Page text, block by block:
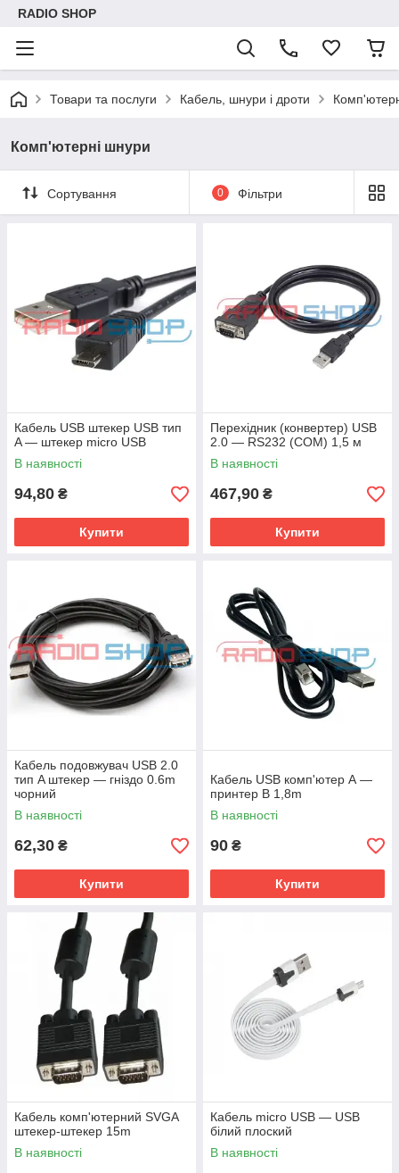
RADIO SHOP
Товари та послуги Кабель, шнури і дроти
Комп'ютерні шнури
Сортування 0 Фільтри
Кабель USB штекер USB тип
A — штекер micro USB
В наявності
94,80 ₴
Купити
Перехідник (конвертер) USB
2.0 — RS232 (COM) 1,5 м
В наявності
467,90 ₴
Купити
Кабель подовжувач USB 2.0
тип A штекер — гніздо 0.6m
чорний
В наявності
62,30 ₴
Купити
Кабель USB комп'ютер А —
принтер В 1,8m
В наявності
90 ₴
Купити
Кабель комп'ютерний SVGA
штекер-штекер 15m
В наявності
Кабель micro USB — USB
білий плоский
В наявності